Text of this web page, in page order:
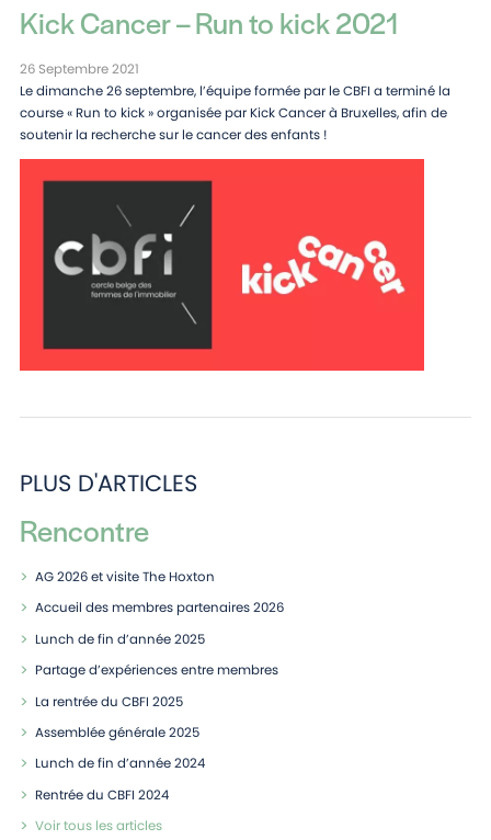
Kick Cancer – Run to kick 2021
26 Septembre 2021
Le dimanche 26 septembre, l’équipe formée par le CBFI a terminé la
course « Run to kick » organisée par Kick Cancer à Bruxelles, afin de
soutenir la recherche sur le cancer des enfants !
PLUS D'ARTICLES
Rencontre
AG 2026 et visite The Hoxton
Accueil des membres partenaires 2026
Lunch de fin d’année 2025
Partage d’expériences entre membres
La rentrée du CBFI 2025
Assemblée générale 2025
Lunch de fin d’année 2024
Rentrée du CBFI 2024
Voir tous les articles